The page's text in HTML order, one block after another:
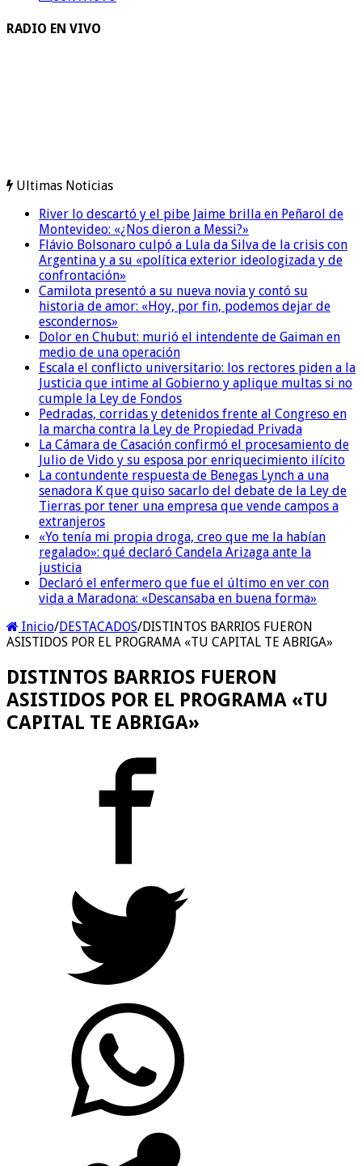
RADIO EN VIVO
Ultimas Noticias
River lo descartó y el pibe Jaime brilla en Peñarol de
Montevideo: «¿Nos dieron a Messi?»
Flávio Bolsonaro culpó a Lula da Silva de la crisis con
Argentina y a su «política exterior ideologizada y de
confrontación»
Camilota presentó a su nueva novia y contó su
historia de amor: «Hoy, por fin, podemos dejar de
escondernos»
Dolor en Chubut: murió el intendente de Gaiman en
medio de una operación
Escala el conflicto universitario: los rectores piden a la
Justicia que intime al Gobierno y aplique multas si no
cumple la Ley de Fondos
Pedradas, corridas y detenidos frente al Congreso en
la marcha contra la Ley de Propiedad Privada
La Cámara de Casación confirmó el procesamiento de
Julio de Vido y su esposa por enriquecimiento ilícito
La contundente respuesta de Benegas Lynch a una
senadora K que quiso sacarlo del debate de la Ley de
Tierras por tener una empresa que vende campos a
extranjeros
«Yo tenía mi propia droga, creo que me la habían
regalado»: qué declaró Candela Arizaga ante la
justicia
Declaró el enfermero que fue el último en ver con
vida a Maradona: «Descansaba en buena forma»
Inicio/DESTACADOS/DISTINTOS BARRIOS FUERON
ASISTIDOS POR EL PROGRAMA «TU CAPITAL TE ABRIGA»
DISTINTOS BARRIOS FUERON
ASISTIDOS POR EL PROGRAMA «TU
CAPITAL TE ABRIGA»